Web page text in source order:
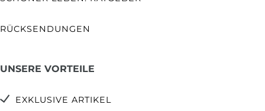
RÜCKSENDUNGEN
UNSERE VORTEILE
EXKLUSIVE ARTIKEL